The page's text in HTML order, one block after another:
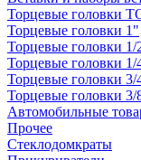
Торцевые головки
Торцевые головки 1"
Торцевые головки 1/
Торцевые головки 1/
Торцевые головки 3/
Торцевые головки 3/
Автомобильные
Прочее
Стеклодомкраты